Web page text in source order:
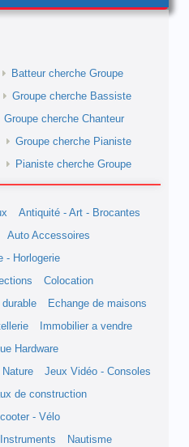
Batteur cherche Groupe
Groupe cherche Bassiste
Groupe cherche Chanteur
Groupe cherche Pianiste
Pianiste cherche Groupe
Antiquité - Art - Brocantes
Auto Accessoires
- Horlogerie
Colocation
durable
Echange de maisons
Immobilier a vendre
Hardware
Jeux Vidéo - Consoles
de construction
- Vélo
Nautisme